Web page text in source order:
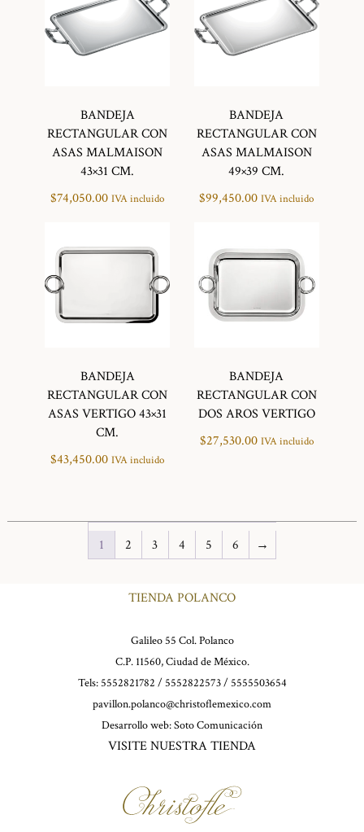
BANDEJA
RECTANGULAR CON
ASAS MALMAISON
43×31 CM.
$74,050.00 IVA incluido
BANDEJA
RECTANGULAR CON
ASAS MALMAISON
49×39 CM.
$99,450.00 IVA incluido
BANDEJA
RECTANGULAR CON
ASAS VERTIGO 43×31
CM.
$43,450.00 IVA incluido
BANDEJA
RECTANGULAR CON
DOS AROS VERTIGO
$27,530.00 IVA incluido
1 2 3 4 5 6 →
TIENDA POLANCO
Galileo 55 Col. Polanco
C.P. 11560, Ciudad de México.
Tels: 5552821782 / 5552822573 / 5555503654
pavillon.polanco@christoflemexico.com
Desarrollo web:Soto Comunicación
VISITE NUESTRA TIENDA